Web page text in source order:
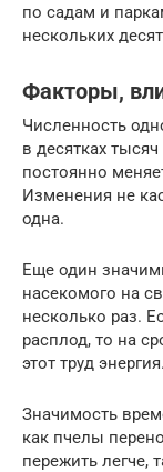
по садам и
нескольких
Факторы,
Численность
в десятках
постоянно
Изменения не
одна.
Еще один
насекомого на
несколько раз.
расплод, то на
этот труд энергия.
Значимость
как пчелы
пережить легче,